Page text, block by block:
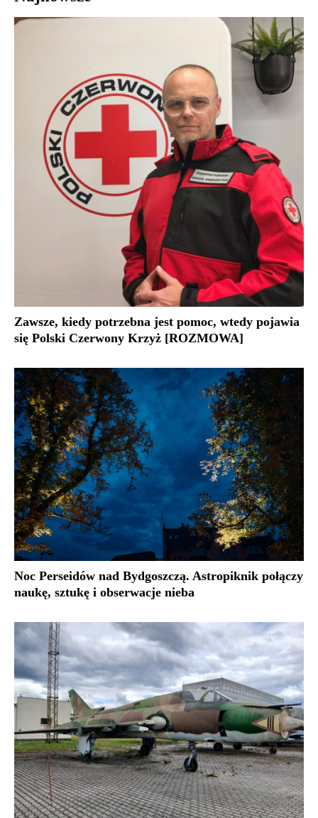
Zawsze, kiedy potrzebna jest pomoc, wtedy pojawia
się Polski Czerwony Krzyż [ROZMOWA]
Noc Perseidów nad Bydgoszczą. Astropiknik połączy
naukę, sztukę i obserwacje nieba